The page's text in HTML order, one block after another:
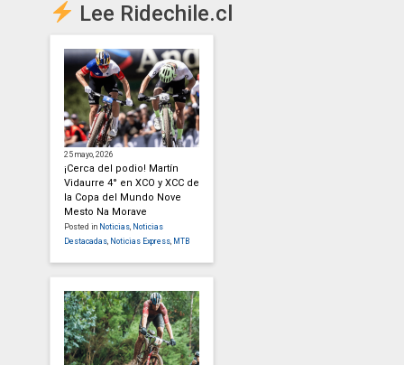
Lee Ridechile.cl
25 mayo, 2026
¡Cerca del podio! Martín
Vidaurre 4° en XCO y XCC de
la Copa del Mundo Nove
Mesto Na Morave
Posted in Noticias, Noticias
Destacadas, Noticias Express, MTB